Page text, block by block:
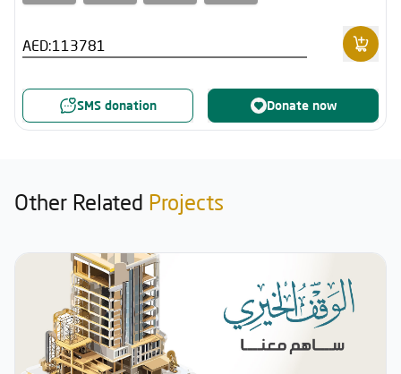
AED:
SMS donation Donate now
Other Related Projects